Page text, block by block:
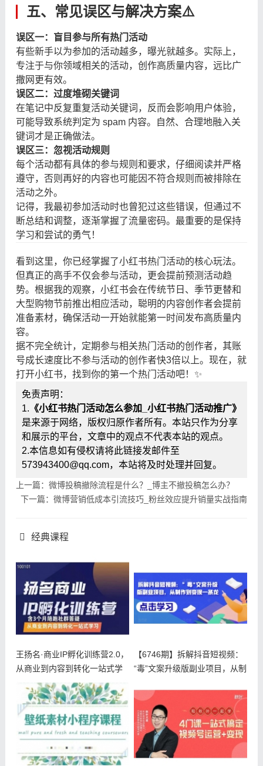
五、常见误区与解决方案⚠️
误区一：盲目参与所有热门活动
有些新手以为参加的活动越多，曝光就越多。实际上，
专注于与你领域相关的活动，创作高质量内容，远比广
撒网更有效。
误区二：过度堆砌关键词
在笔记中反复重复活动关键词，反而会影响用户体验，
可能导致系统判定为 spam 内容。自然、合理地融入关
键词才是正确做法。
误区三：忽视活动规则
每个活动都有具体的参与规则和要求，仔细阅读并严格
遵守，否则再好的内容也可能因不符合规则而被排除在
活动之外。
记得，我最初参加活动时也曾犯过这些错误，但通过不
断总结和调整，逐渐掌握了流量密码。最重要的是保持
学习和尝试的勇气！
看到这里，你已经掌握了小红书热门活动的核心玩法。
但真正的高手不仅会参与活动，更会提前预测活动趋
势。根据我的观察，小红书会在传统节日、季节更替和
大型购物节前推出相应活动，聪明的内容创作者会提前
准备素材，确保活动一开始就能第一时间发布高质量内
容。
据不完全统计，定期参与相关热门活动的创作者，其账
号成长速度比不参与活动的创作者快3倍以上。现在，就
打开小红书，找到你的第一个热门活动吧！✨
免责声明：
1. 《小红书热门活动怎么参加_小红书热门活动推广》
是来源于网络，版权归原作者所有。本站只作为分享
和展示的平台，文章中的观点不代表本站的观点。
2.本信息如有侵权请将此链接发邮件至
573943400@qq.com，本站将及时处理并回复。
上一篇：微博投稿撤除流程是什么？_博主不撤投稿怎么办？
下一篇：微博营销低成本引流技巧_粉丝效应提升销量实战指南
经典课程
王扬名·商业IP孵化训练营2.0，
从商业到内容到转化一站式学
【6746期】拆解抖音短视频：
“毒”文案升级版副业项目，从制